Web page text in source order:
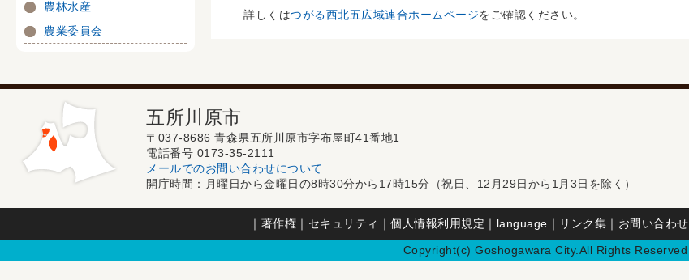
詳しくはつがる西北五広域連合ホームページをご確認ください。
農林水産
農業委員会
五所川原市
〒037-8686 青森県五所川原市字布屋町41番地1
電話番号 0173-35-2111
メールでのお問い合わせについて
開庁時間：月曜日から金曜日の8時30分から17時15分（祝日、12月29日から1月3日を除く）
｜ 著作権 ｜ セキュリティ ｜ 個人情報利用規定 ｜ language ｜ リンク集 ｜ お問い合わせ
Copyright(c) Goshogawara City.All Rights Reserved